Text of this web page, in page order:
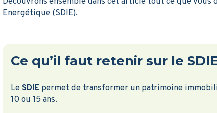
Energétique (SDIE).
Ce qu’il faut retenir sur le
LeSDIEpermet de transformer un patrimoine
10 ou 15 ans.